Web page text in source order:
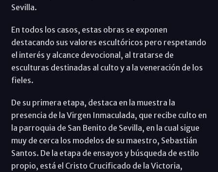
Sevilla.
En todos los casos, estas obras se exponen
destacando sus valores escultóricos pero respetando
el interés y alcance devocional, al tratarse de
esculturas destinadas al culto y a la veneración de los
fieles.
De su primera etapa, destaca en la muestra la
presencia de la Virgen Inmaculada, que recibe culto en
la parroquia de San Benito de Sevilla, en la cual sigue
muy de cerca los modelos de su maestro, Sebastián
Santos. De la etapa de ensayos y búsqueda de estilo
propio, está el Cristo Crucificado de la Victoria,